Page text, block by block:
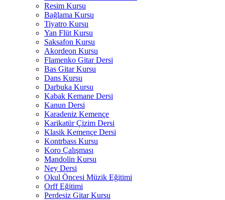
Resim Kursu
Bağlama Kursu
Tiyatro Kursu
Yan Flüt Kursu
Saksafon Kursu
Akordeon Kursu
Flamenko Gitar Dersi
Bas Gitar Kursu
Dans Kursu
Darbuka Kursu
Kabak Kemane Dersi
Kanun Dersi
Karadeniz Kemençe
Karikatür Çizim Dersi
Klasik Kemençe Dersi
Kontrbass Kursu
Koro Çalışması
Mandolin Kursu
Ney Dersi
Okul Öncesi Müzik Eğitimi
Orff Eğitimi
Perdesiz Gitar Kursu